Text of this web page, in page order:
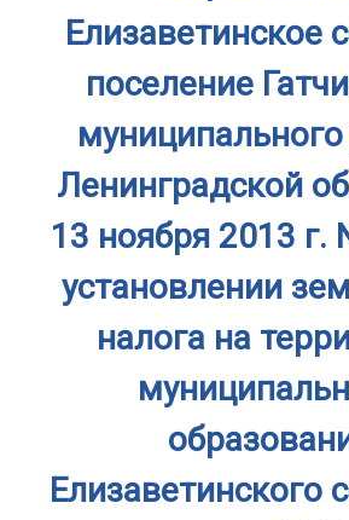
Елизаветинское
поселение
Ленинградской
13 ноября 2013 г.
установлении
налога на
Елизаветинского